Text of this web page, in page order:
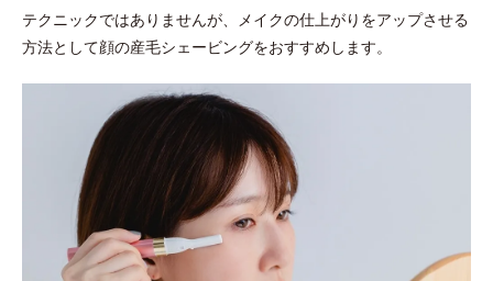
テクニックではありませんが、メイクの仕上がりをアップさせる
方法として顔の産毛シェービングをおすすめします。